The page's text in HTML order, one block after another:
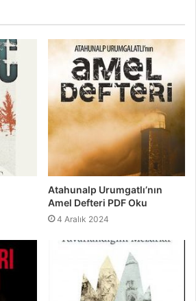
Atahunalp Urumgatlı’nın
Amel Defteri PDF Oku
4 Aralık 2024